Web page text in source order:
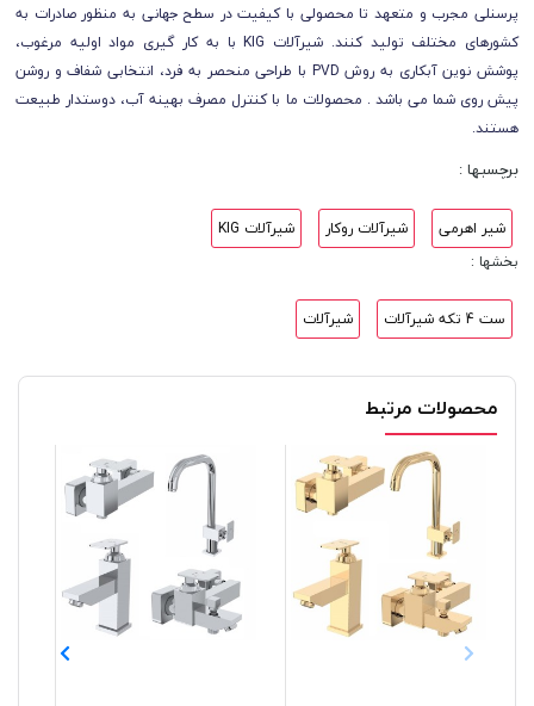
پرسنلی مجرب و متعهد تا محصولی با کیفیت در سطح جهانی به منظور صادرات به
کشورهای مختلف تولید کنند. شیرآلات KIG با به کار گیری مواد اولیه مرغوب،
پوشش نوین آبکاری به روش PVD با طراحی منحصر به فرد، انتخابی شفاف و روشن
پیش روی شما می باشد . محصولات ما با کنترل مصرف بهینه آب، دوستدار طبیعت
هستند.
برچسبها :
شیر اهرمی شیرآلات روکار
شیرآلات KIG
بخشها :
ست 4 تکه شیرآلات شیرآلات
محصولات مرتبط